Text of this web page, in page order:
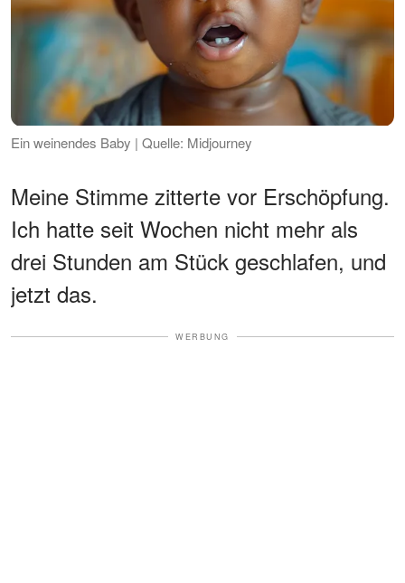
Ein weinendes Baby | Quelle: Midjourney
Meine Stimme zitterte vor Erschöpfung.
Ich hatte seit Wochen nicht mehr als
drei Stunden am Stück geschlafen, und
jetzt das.
WERBUNG